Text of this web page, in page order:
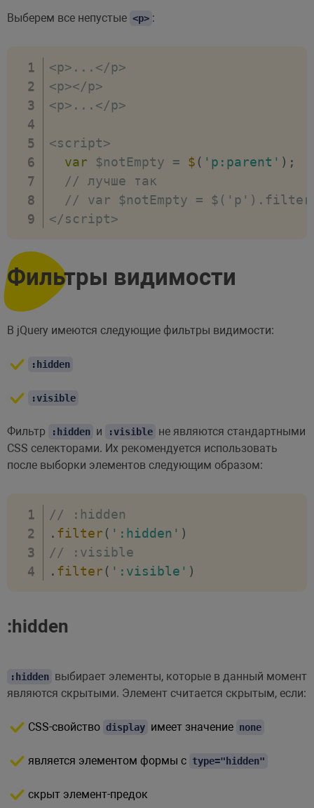
Выберем все непустые <p> :
<p> ... </p>
<p></p>
<p> ... </p>
<script>
var $notEmpty = $ ( 'p:parent' ) ;
// лучше так
// var $notEmpty =
</script>
Фильтры видимости
В jQuery имеются следующие фильтры видимости:
:hidden
:visible
Фильтр :hidden и :visible не являются стандартными
CSS селекторами. Их рекомендуется использовать
после выборки элементов следующим образом:
// :hidden
. filter ( ':hidden' )
// :visible
. filter ( ':visible' )
:hidden
:hidden выбирает элементы, которые в данный момент
являются скрытыми. Элемент считается скрытым, если:
CSS-свойство display имеет значение none
является элементом формы с type="hidden"
скрыт элемент-предок